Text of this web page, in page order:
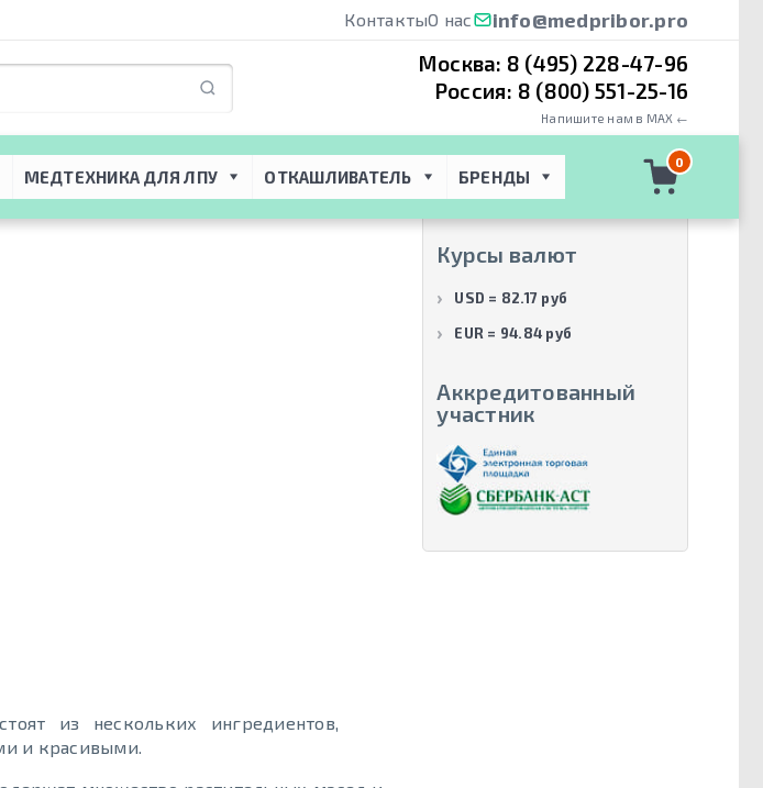
КонтактыО нас info@medpribor.pro
Москва: 8 (495) 228-47-96
Россия: 8 (800) 551-25-16
Напишите нам в MAX ←
МЕДТЕХНИКА ДЛЯ ЛПУ ОТКАШЛИВАТЕЛЬ БРЕНДЫ
0
→ Коктейли для волос
из нескольких ингредиентов,
и красивыми.
Производители
Vitaform by OM (1)
Курсы валют
USD = 82.17 руб
EUR = 94.84 руб
Аккредитованный
участник